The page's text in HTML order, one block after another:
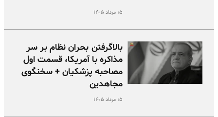
۱۵ مرداد ۱۴۰۵
بالا‌گرفتن بحران نظام بر سر
مذاکره با آمریکا، قسمت اول
مصاحبه پزشکیان + سخنگوی
مجاهدین
۱۵ مرداد ۱۴۰۵